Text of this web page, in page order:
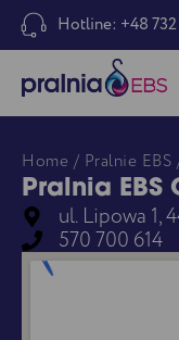
Hotline: +48
Home / Pralnie EBS
Pralnia EBS
ul. Lipowa 1,
570 700 614